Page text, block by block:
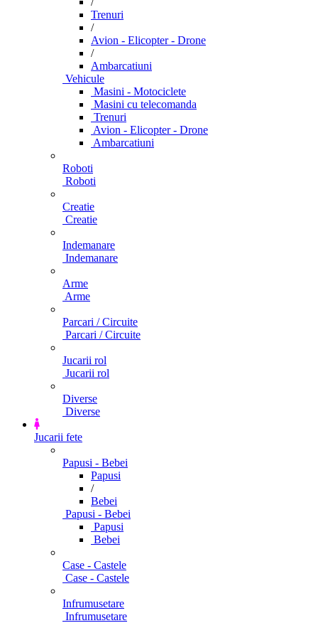
Trenuri
/
Avion - Elicopter - Drone
/
Ambarcatiuni
Vehicule
Masini - Motociclete
Masini cu telecomanda
Trenuri
Avion - Elicopter - Drone
Ambarcatiuni
Roboti
Roboti
Creatie
Creatie
Indemanare
Indemanare
Arme
Arme
Parcari / Circuite
Parcari / Circuite
Jucarii rol
Jucarii rol
Diverse
Diverse
Jucarii fete
Papusi - Bebei
Papusi
/
Bebei
Papusi - Bebei
Papusi
Bebei
Case - Castele
Case - Castele
Infrumusetare
Infrumusetare